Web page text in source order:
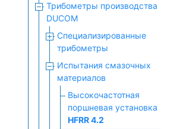
Трибометры производства
DUCOM
Специализированные
трибометры
Испытания смазочных
материалов
Высокочастотная
поршневая установка
HFRR 4.2